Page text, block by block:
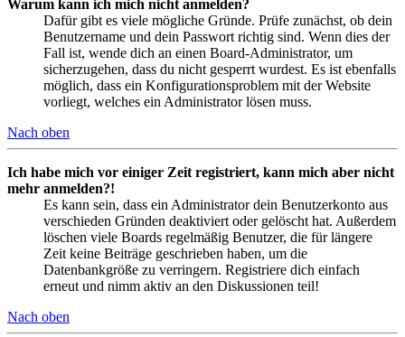
Warum kann ich mich nicht anmelden?
Dafür gibt es viele mögliche Gründe. Prüfe zunächst, ob dein
Benutzername und dein Passwort richtig sind. Wenn dies der
Fall ist, wende dich an einen Board-Administrator, um
sicherzugehen, dass du nicht gesperrt wurdest. Es ist ebenfalls
möglich, dass ein Konfigurationsproblem mit der Website
vorliegt, welches ein Administrator lösen muss.
Nach oben
Ich habe mich vor einiger Zeit registriert, kann mich aber nicht
mehr anmelden?!
Es kann sein, dass ein Administrator dein Benutzerkonto aus
verschieden Gründen deaktiviert oder gelöscht hat. Außerdem
löschen viele Boards regelmäßig Benutzer, die für längere
Zeit keine Beiträge geschrieben haben, um die
Datenbankgröße zu verringern. Registriere dich einfach
erneut und nimm aktiv an den Diskussionen teil!
Nach oben